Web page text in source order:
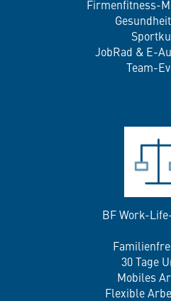
Firmenfitness-
JobRad & E-
Team-
BF Work-
30 Tage
Mobiles
Flexible